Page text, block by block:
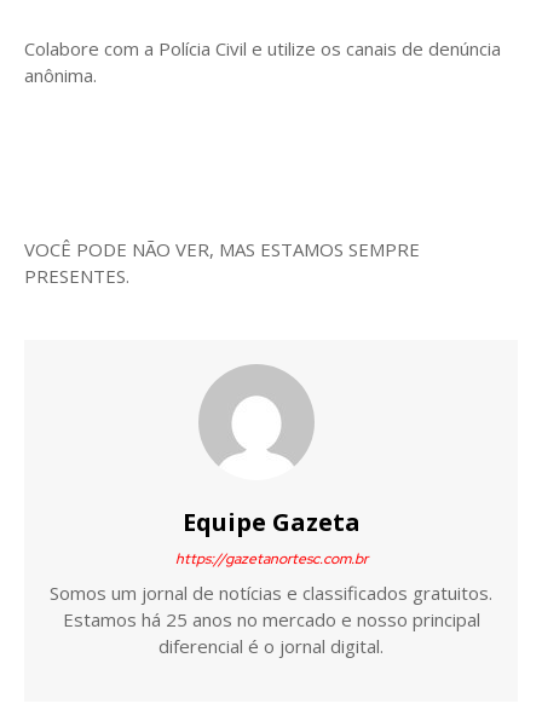
Colabore com a Polícia Civil e utilize os canais de denúncia
anônima.
VOCÊ PODE NÃO VER, MAS ESTAMOS SEMPRE
PRESENTES.
Equipe Gazeta
https://gazetanortesc.com.br
Somos um jornal de notícias e classificados gratuitos.
Estamos há 25 anos no mercado e nosso principal
diferencial é o jornal digital.